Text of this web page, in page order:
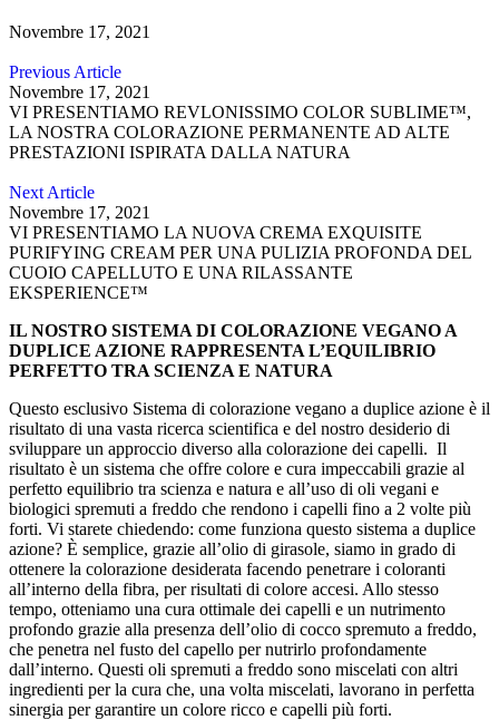
Novembre 17, 2021
Previous Article
Novembre 17, 2021
VI PRESENTIAMO REVLONISSIMO COLOR SUBLIME™,
LA NOSTRA COLORAZIONE PERMANENTE AD ALTE
PRESTAZIONI ISPIRATA DALLA NATURA
Next Article
Novembre 17, 2021
VI PRESENTIAMO LA NUOVA CREMA EXQUISITE
PURIFYING CREAM PER UNA PULIZIA PROFONDA DEL
CUOIO CAPELLUTO E UNA RILASSANTE
EKSPERIENCE™
IL NOSTRO SISTEMA DI COLORAZIONE VEGANO A
DUPLICE AZIONE RAPPRESENTA L’EQUILIBRIO
PERFETTO TRA SCIENZA E NATURA
Questo esclusivo Sistema di colorazione vegano a duplice azione è il
risultato di una vasta ricerca scientifica e del nostro desiderio di
sviluppare un approccio diverso alla colorazione dei capelli. Il
risultato è un sistema che offre colore e cura impeccabili grazie al
perfetto equilibrio tra scienza e natura e all’uso di oli vegani e
biologici spremuti a freddo che rendono i capelli fino a 2 volte più
forti. Vi starete chiedendo: come funziona questo sistema a duplice
azione? È semplice, grazie all’olio di girasole, siamo in grado di
ottenere la colorazione desiderata facendo penetrare i coloranti
all’interno della fibra, per risultati di colore accesi. Allo stesso
tempo, otteniamo una cura ottimale dei capelli e un nutrimento
profondo grazie alla presenza dell’olio di cocco spremuto a freddo,
che penetra nel fusto del capello per nutrirlo profondamente
dall’interno. Questi oli spremuti a freddo sono miscelati con altri
ingredienti per la cura che, una volta miscelati, lavorano in perfetta
sinergia per garantire un colore ricco e capelli più forti.